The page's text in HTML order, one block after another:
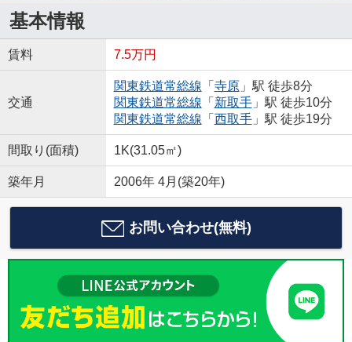
基本情報
賃料 7.5万円
交通
関東鉄道常総線 「 寺原」駅 徒歩8分
関東鉄道常総線 「 新取手」駅 徒歩10分
関東鉄道常総線 「 西取手」駅 徒歩19分
間取り(面積) 1K(31.05㎡)
築年月 2006年 4月(築20年)
お問い合わせ(無料)